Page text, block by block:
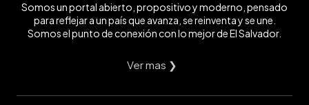
Somos un portal abierto, propositivo y moderno, pensado
para reflejar a un país que avanza, se reinventa y se une.
Somos el punto de conexión con lo mejor de El Salvador.
Ver mas ❯